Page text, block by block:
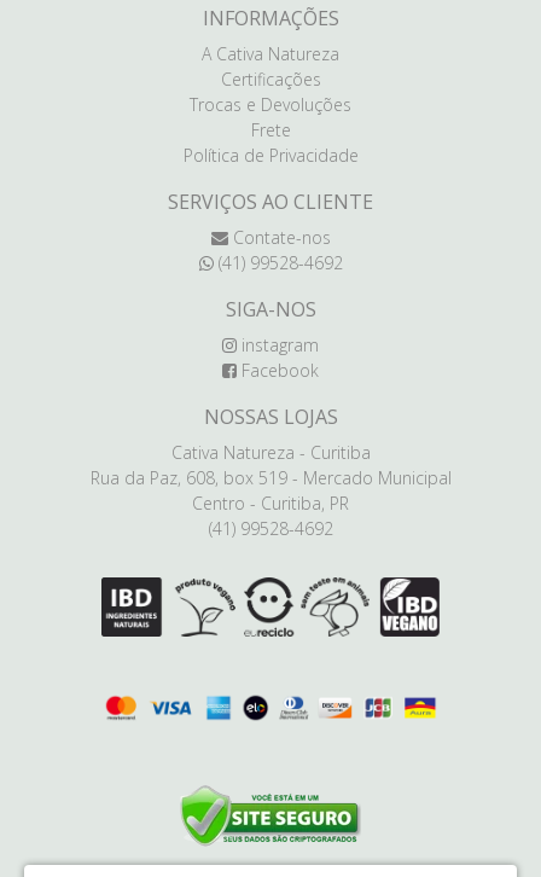
INFORMAÇÕES
A Cativa Natureza
Certificações
Trocas e Devoluções
Frete
Política de Privacidade
SERVIÇOS AO CLIENTE
Contate-nos
(41) 99528-4692
SIGA-NOS
instagram
Facebook
NOSSAS LOJAS
Cativa Natureza - Curitiba
Rua da Paz, 608, box 519 - Mercado Municipal
Centro - Curitiba, PR
(41) 99528-4692